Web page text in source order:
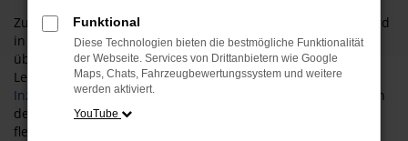
Zusätzlich bieten wir Ihnen zahlreiche Services rund um Ford
in Pulheim – von professionellerWartung und Reparatur,
über maßgeschneiderte Finanzierungs- und
Leasingmöglichkeiten bis hin zur unkomplizierten
InzahlungnahmeIhres aktuellen Fahrzeugs. So gestaltet sich
der Gebrauchtwagenkauf für Sie sicher, komfortabel und
flexibel.
Funktional
Diese Technologien bieten die bestmögliche Funktionalität
der Webseite. Services von Drittanbietern wie Google
Maps, Chats, Fahrzeugbewertungssystem und weitere
werden aktiviert.
YouTube